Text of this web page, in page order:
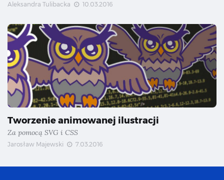
Aleksandra Tulibacka 10.03.2016
Tworzenie animowanej ilustracji
Za pomocą SVG i CSS
Jarosław Majewski 7.03.2016